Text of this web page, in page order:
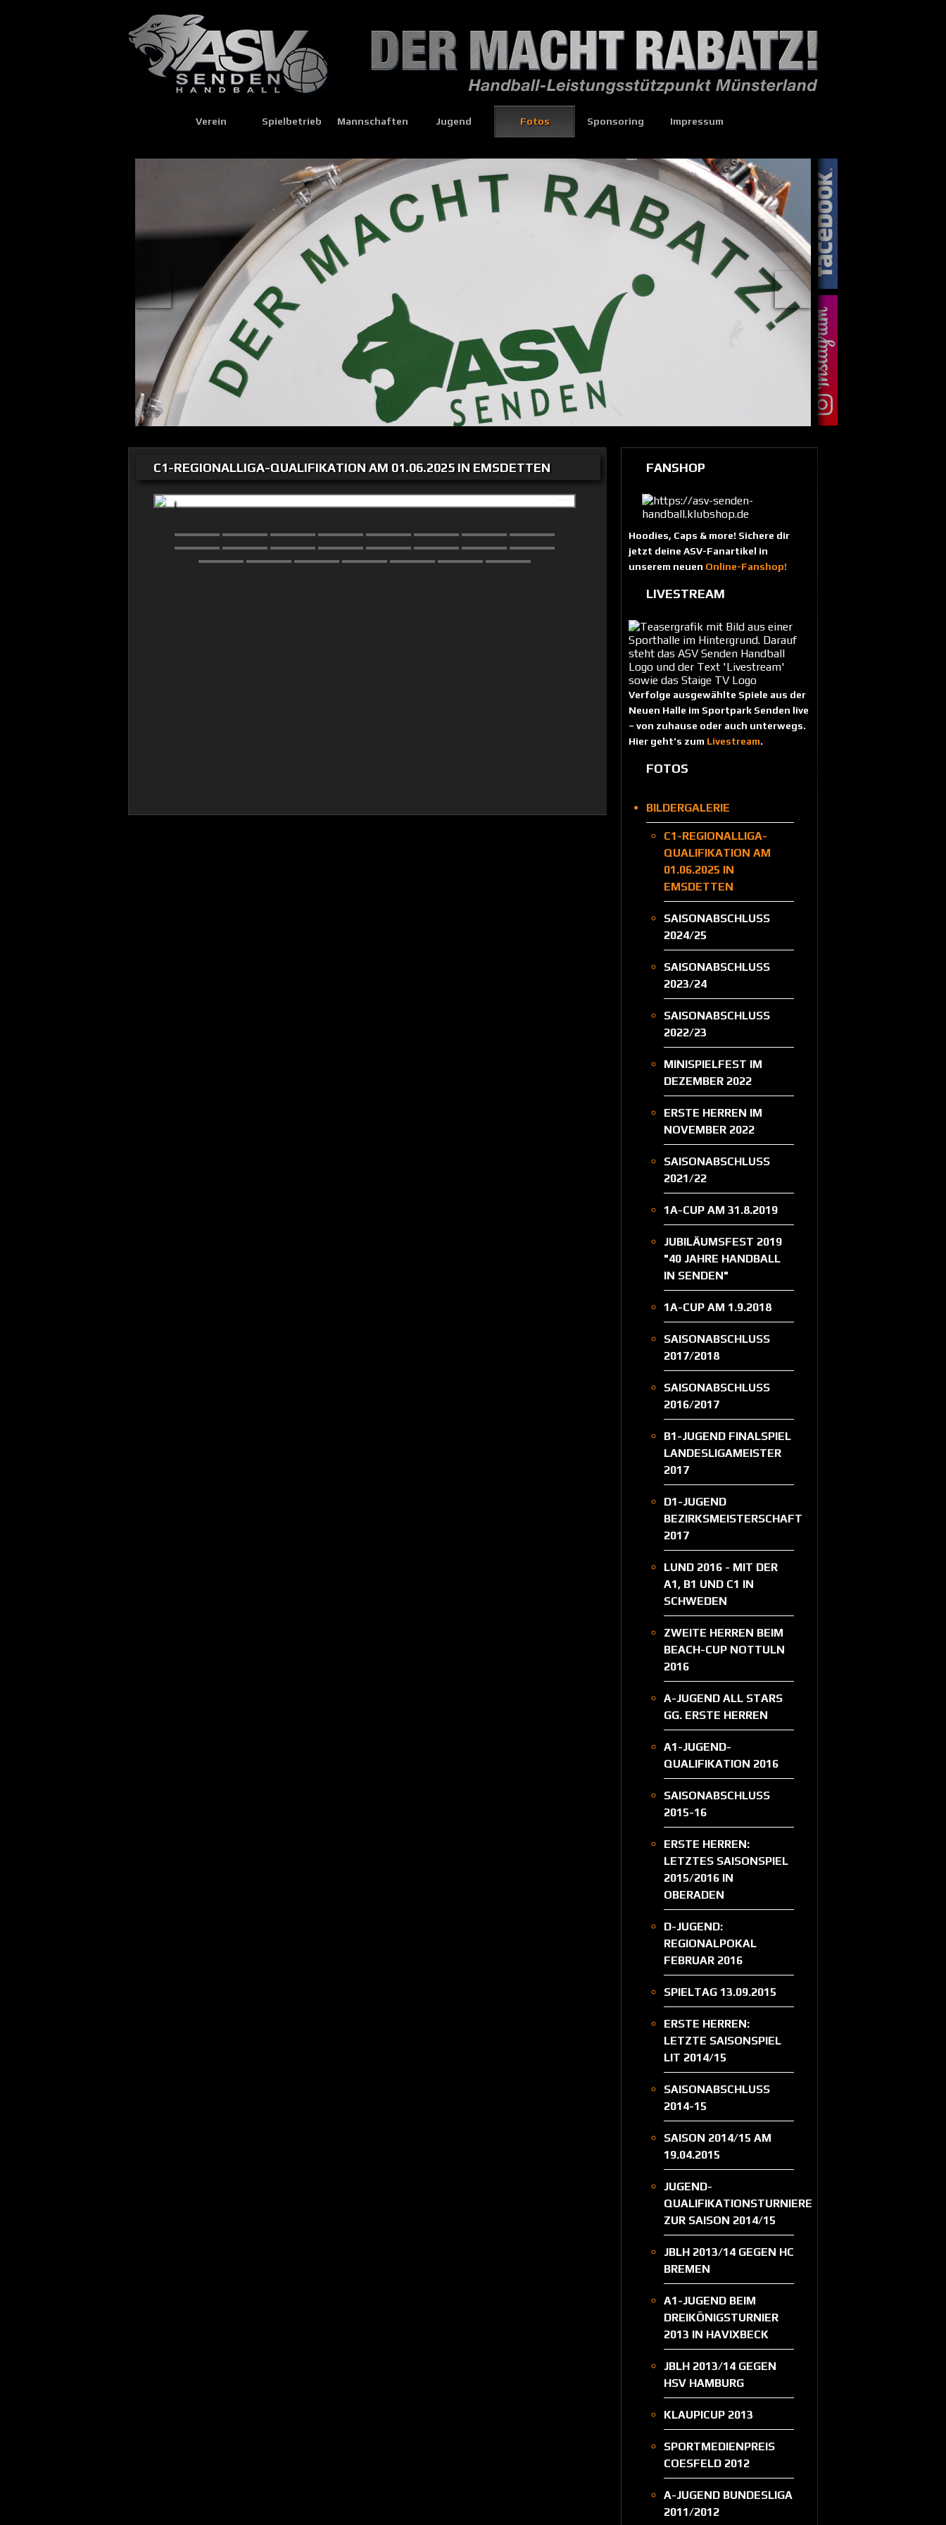
Verein Spielbetrieb Mannschaften Jugend Fotos Sponsoring Impressum
C1-REGIONALLIGA-QUALIFIKATION AM 01.06.2025 IN EMSDETTEN FANSHOP
Hoodies, Caps & more! Sichere dir
jetzt deine ASV-Fanartikel in
unserem neuen Online-Fanshop!
LIVESTREAM
Verfolge ausgewählte Spiele aus der
Neuen Halle im Sportpark Senden live
– von zuhause oder auch unterwegs.
Hier geht's zum Livestream.
FOTOS
BILDERGALERIE
C1-REGIONALLIGA-
QUALIFIKATION AM
01.06.2025 IN
EMSDETTEN
SAISONABSCHLUSS
2024/25
SAISONABSCHLUSS
2023/24
SAISONABSCHLUSS
2022/23
MINISPIELFEST IM
DEZEMBER 2022
ERSTE HERREN IM
NOVEMBER 2022
SAISONABSCHLUSS
2021/22
1A-CUP AM 31.8.2019
JUBILÄUMSFEST 2019
"40 JAHRE HANDBALL
IN SENDEN"
1A-CUP AM 1.9.2018
SAISONABSCHLUSS
2017/2018
SAISONABSCHLUSS
2016/2017
B1-JUGEND FINALSPIEL
LANDESLIGAMEISTER
2017
D1-JUGEND
BEZIRKSMEISTERSCHAFT
2017
LUND 2016 - MIT DER
A1, B1 UND C1 IN
SCHWEDEN
ZWEITE HERREN BEIM
BEACH-CUP NOTTULN
2016
A-JUGEND ALL STARS
GG. ERSTE HERREN
A1-JUGEND-
QUALIFIKATION 2016
SAISONABSCHLUSS
2015-16
ERSTE HERREN:
LETZTES SAISONSPIEL
2015/2016 IN
OBERADEN
D-JUGEND:
REGIONALPOKAL
FEBRUAR 2016
SPIELTAG 13.09.2015
ERSTE HERREN:
LETZTE SAISONSPIEL
LIT 2014/15
SAISONABSCHLUSS
2014-15
SAISON 2014/15 AM
19.04.2015
JUGEND-
QUALIFIKATIONSTURNIERE
ZUR SAISON 2014/15
JBLH 2013/14 GEGEN HC
BREMEN
A1-JUGEND BEIM
DREIKÖNIGSTURNIER
2013 IN HAVIXBECK
JBLH 2013/14 GEGEN
HSV HAMBURG
KLAUPICUP 2013
SPORTMEDIENPREIS
COESFELD 2012
A-JUGEND BUNDESLIGA
2011/2012